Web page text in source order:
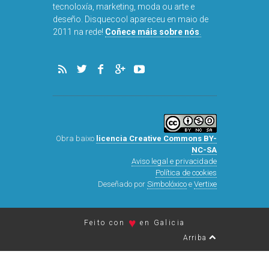
tecnoloxía, marketing, moda ou arte e
deseño. Disquecool apareceu en maio de
2011 na rede! Coñece máis sobre nós.
Obra baixo licencia Creative Commons BY-
NC-SA
Aviso legal e privacidade
Política de cookies
Deseñado por Simbolóxicoe Vertixe
Feito con ♥ en Galicia
Arriba